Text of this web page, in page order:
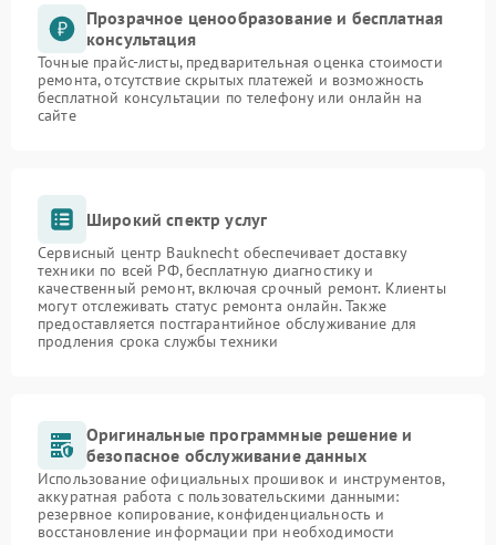
Прозрачное ценообразование и бесплатная
консультация
Точные прайс-листы, предварительная оценка стоимости
ремонта, отсутствие скрытых платежей и возможность
бесплатной консультации по телефону или онлайн на
сайте
Широкий спектр услуг
Сервисный центр Bauknecht обеспечивает доставку
техники по всей РФ, бесплатную диагностику и
качественный ремонт, включая срочный ремонт. Клиенты
могут отслеживать статус ремонта онлайн. Также
предоставляется постгарантийное обслуживание для
продления срока службы техники
Оригинальные программные решение и
безопасное обслуживание данных
Использование официальных прошивок и инструментов,
аккуратная работа с пользовательскими данными:
резервное копирование, конфиденциальность и
восстановление информации при необходимости